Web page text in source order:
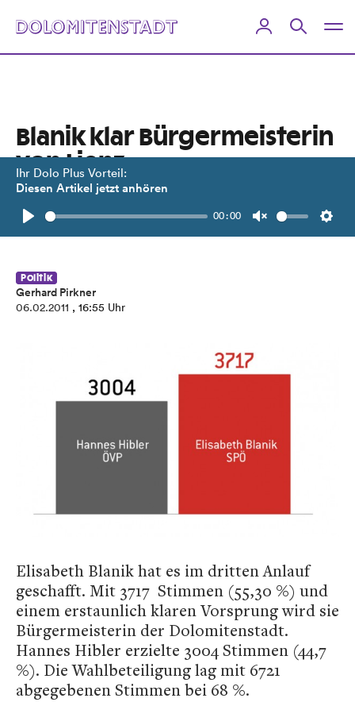
Ihr Dolo Plus Vorteil:
Diesen Artikel jetzt anhören
Play
00:00
Unmute
Blanik klar Bürgermeisterin
von Lienz
Die Sensation ist perfekt. Die Zahlen
zum Wahlabend.
Politik
Gerhard Pirkner
06.02.2011 , 16:55 Uhr
Elisabeth Blanik hat es im dritten Anlauf
geschafft. Mit 3717 Stimmen (55,30 %) und
einem erstaunlich klaren Vorsprung wird sie
Bürgermeisterin der Dolomitenstadt.
Hannes Hibler erzielte 3004 Stimmen (44,7
%). Die Wahlbeteiligung lag mit 6721
abgegebenen Stimmen bei 68 %.